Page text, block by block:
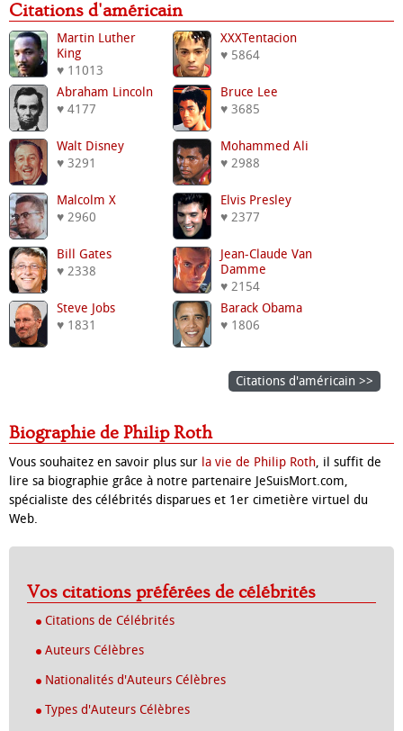
Citations d'américain
Martin Luther
King
♥ 11013
XXXTentacion
♥ 5864
Abraham Lincoln
♥ 4177
Bruce Lee
♥ 3685
Walt Disney
♥ 3291
Mohammed Ali
♥ 2988
Malcolm X
♥ 2960
Elvis Presley
♥ 2377
Bill Gates
♥ 2338
Jean-Claude Van
Damme
♥ 2154
Steve Jobs
♥ 1831
Barack Obama
♥ 1806
Citations d'américain >>
Biographie de Philip Roth
Vous souhaitez en savoir plus sur la vie de Philip Roth, il suffit de
lire sa biographie grâce à notre partenaire JeSuisMort.com,
spécialiste des célébrités disparues et 1er cimetière virtuel du
Web.
Vos citations préférées de célébrités
Citations de Célébrités
Auteurs Célèbres
Nationalités d'Auteurs Célèbres
Types d'Auteurs Célèbres